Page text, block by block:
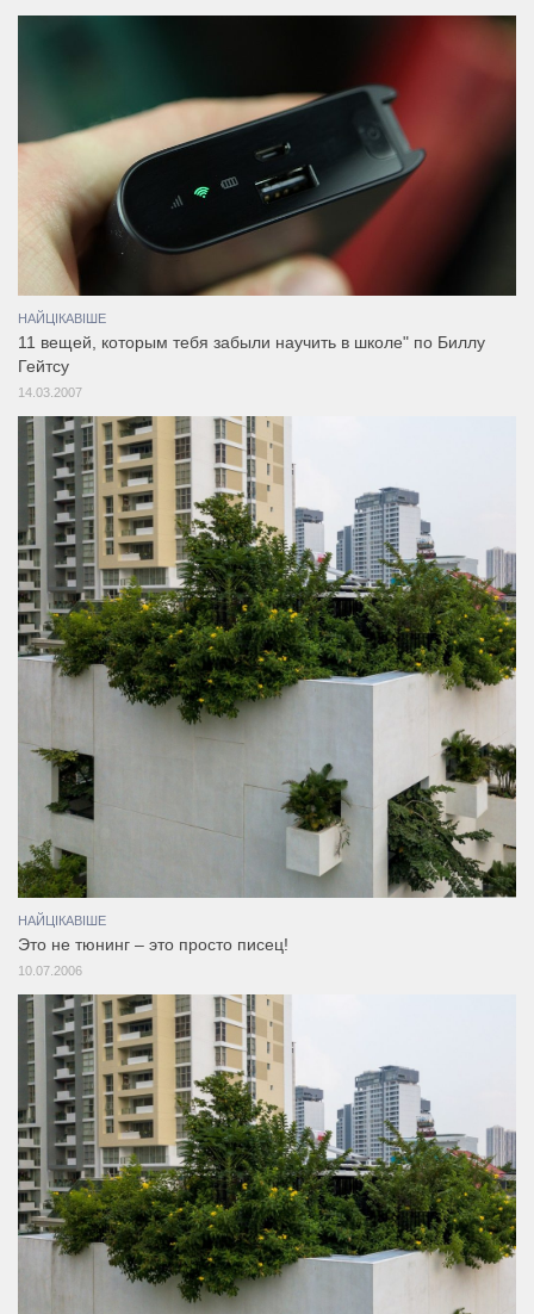
НАЙЦІКАВІШЕ
11 вещей, которым тебя забыли научить в школе" по Биллу
Гейтсу
14.03.2007
НАЙЦІКАВІШЕ
Это не тюнинг – это просто писец!
10.07.2006